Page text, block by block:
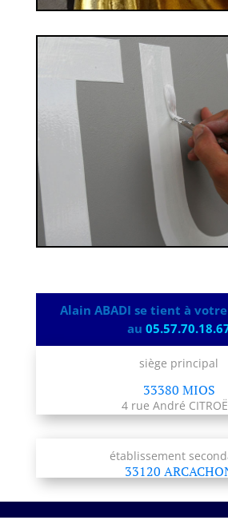
Alain ABADI se tient à
au
siège principal
33380 MIOS
4 rue André
établissement
33120